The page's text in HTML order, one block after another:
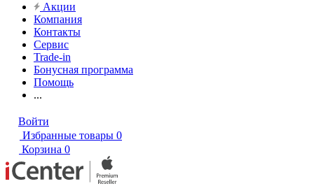
Акции
Компания
Контакты
Сервис
Trade-in
Бонусная программа
Помощь
...
Войти
Избранные товары 0
Корзина 0